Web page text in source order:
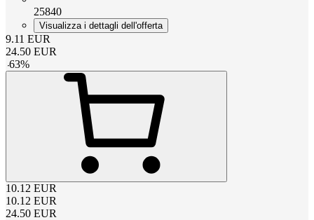
25840
Visualizza i dettagli dell'offerta
9.11 EUR
24.50 EUR
-63%
10.12 EUR
10.12 EUR
24.50 EUR